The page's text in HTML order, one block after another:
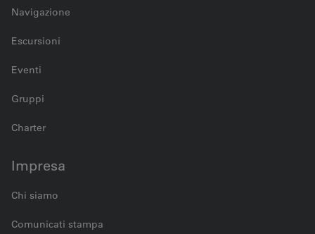
Navigazione
Escursioni
Eventi
Gruppi
Charter
Impresa
Chi siamo
Comunicati stampa